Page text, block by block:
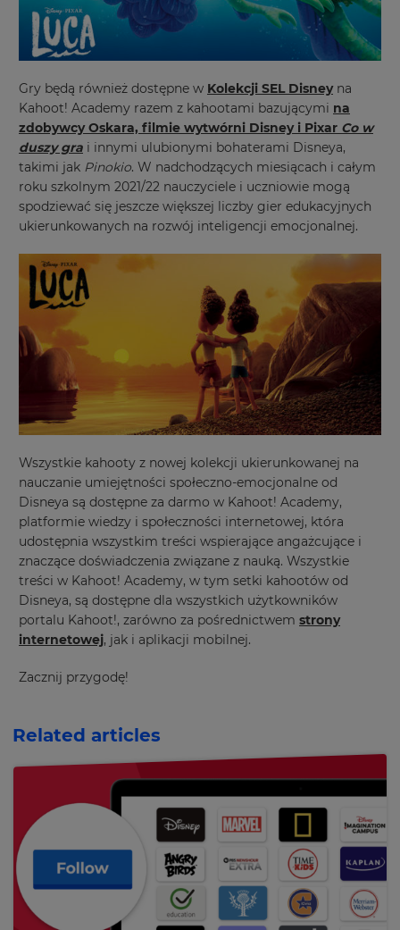
Gry będą również dostępne w Kolekcji SEL Disneyna
Kahoot! Academy razem z kahootami bazującymi na
zdobywcy Oskara, filmie wytwórni Disney i Pixar Co w
duszy gra i innymi ulubionymi bohaterami Disneya,
takimi jak Pinokio. W nadchodzących miesiącach i całym
roku szkolnym 2021/22 nauczyciele i uczniowie mogą
spodziewać się jeszcze większej liczby gier edukacyjnych
ukierunkowanych na rozwój inteligencji emocjonalnej.
Wszystkie kahooty z nowej kolekcji ukierunkowanej na
nauczanie umiejętności społeczno-emocjonalne od
Disneya są dostępne za darmo w Kahoot! Academy,
platformie wiedzy i społeczności internetowej, która
udostępnia wszystkim treści wspierające angażcujące i
znaczące doświadczenia związane z nauką. Wszystkie
treści w Kahoot! Academy, w tym setki kahootów od
Disneya, są dostępne dla wszystkich użytkowników
portalu Kahoot!, zarówno za pośrednictwem strony
internetowej, jak i aplikacji mobilnej.
Zacznij przygodę!
Related articles
set
your
country
for
purposes.
Language
Choose
your
preferred
language
for
site.
Currency
This
update
the
site.
Cancel
Save
Settings